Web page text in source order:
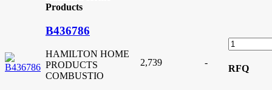
Products
B436786
HAMILTON HOME
PRODUCTS
COMBUSTIO
2,739 -
RFQ